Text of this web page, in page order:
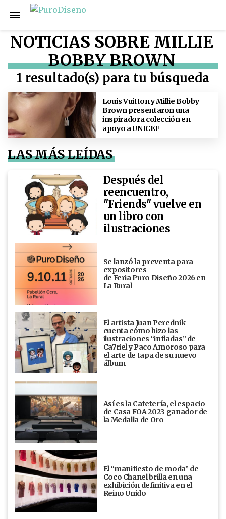
NOTICIAS SOBRE MILLIE
BOBBY BROWN
1 resultado(s) para tu búsqueda
Louis Vuitton y Millie Bobby
Brown presentaron una
inspiradora colección en
apoyo a UNICEF
LAS MÁS LEÍDAS
Después del
reencuentro,
"Friends" vuelve en
un libro con
ilustraciones
Se lanzó la preventa para
expositores
de Feria Puro Diseño 2026 en
La Rural
El artista Juan Perednik
cuenta cómo hizo las
ilustraciones “infladas” de
Ca7riel y Paco Amoroso para
el arte de tapa de su nuevo
álbum
Así es la Cafetería, el espacio
de Casa FOA 2023 ganador de
la Medalla de Oro
El “manifiesto de moda” de
Coco Chanel brilla en una
exhibición definitiva en el
Reino Unido